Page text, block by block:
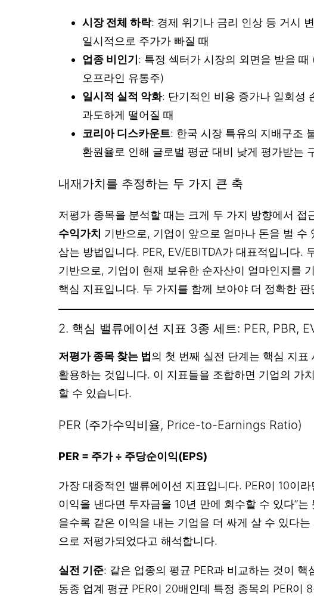
시장 전체 하락: 경제 위기나 금리 인상 등 거시
일시적으로 주가가 빠질 때
업종 비인기 : 특정 섹터가 시장의 외면을 받을 때
오프라인 유통주)
일시적 실적 악화: 단기적인 비용 증가나 일회성
과도하게 떨어질 때
코리아 디스카운트: 한국 시장 특유의 지배구조
환원율로 인해 글로벌 평균 대비 낮게 평가받는
내재가치를 추정하는 두 가지 큰 축
저평가 종목을 분석할 때는 크게 두 가지 방향에서 접
수익가치 기반으로, 기업이 앞으로 얼마나 돈을 벌 수
삼는 방법입니다. PER, EV/EBITDA가 대표적입니다.
기반으로, 기업이 현재 보유한 순자산이 얼마인지를
핵심 지표입니다. 두 가지를 함께 보아야 더 정확한 판
2. 핵심 밸류에이션 지표 3종 세트: PER, PBR,
저평가 종목 찾는 법 의 첫 번째 실전 단계는 핵심 지표
활용하는 것입니다. 이 지표들을 조합하면 기업의 가
할 수 있습니다.
PER (주가수익비율, Price-to-Earnings Ratio)
PER = 주가 ÷ 주당순이익(EPS)
가장 대중적인 밸류에이션 지표입니다. PER이 10이라
이익을 낸다면 투자금을 10년 만에 회수할 수 있다”는
을수록 같은 이익을 내는 기업을 더 싸게 살 수 있다는
으로 저평가되었다고 해석합니다.
실전 기준: 같은 업종의 평균 PER과 비교하는 것이 핵
동종 업계 평균 PER이 20배인데 특정 종목의 PER이